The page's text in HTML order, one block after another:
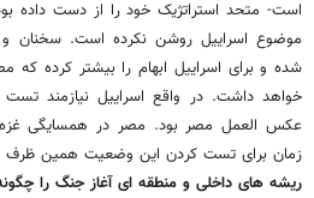
است- متحد استراتژیک خود را از دست داده
موضوع اسراییل روشن نکرده است. سخنان
شده و برای اسراییل ابهام را بیشتر کرده که
خواهد داشت. در واقع اسراییل نیازمند
عکس العمل مصر بود. مصر در همسایگی
زمان برای تست کردن این وضعیت همین ظرف
ریشه های داخلی و منطقه ای آغاز جنگ را